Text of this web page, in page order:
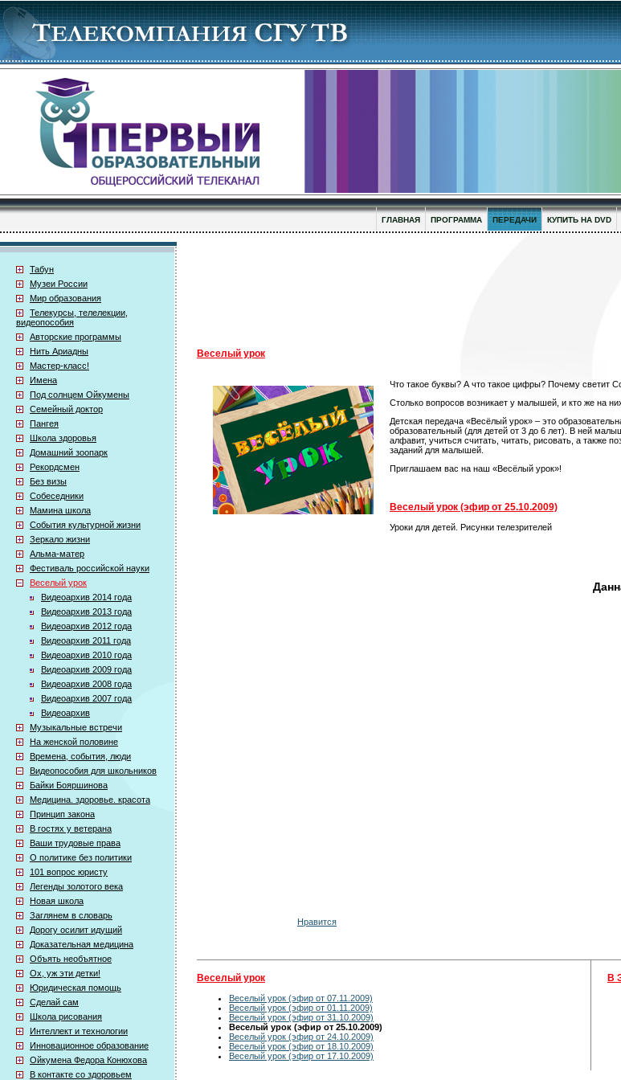
ГЛАВНАЯ ПРОГРАММА ПЕРЕДАЧИ КУПИТЬ НА DVD
Табун
Музеи России
Мир образования
Телекурсы, телелекции,
видеопособия
Авторские программы
Нить Ариадны
Мастер-класс!
Имена
Под солнцем Ойкумены
Семейный доктор
Пангея
Школа здоровья
Домашний зоопарк
Рекордсмен
Без визы
Собеседники
Мамина школа
События культурной жизни
Зеркало жизни
Альма-матер
Фестиваль российской науки
Веселый урок
Видеоархив 2014 года
Видеоархив 2013 года
Видеоархив 2012 года
Видеоархив 2011 года
Видеоархив 2010 года
Видеоархив 2009 года
Видеоархив 2008 года
Видеоархив 2007 года
Видеоархив
Музыкальные встречи
На женской половине
Времена, события, люди
Видеопособия для школьников
Байки Бояршинова
Медицина. здоровье. красота
Принцип закона
В гостях у ветерана
Ваши трудовые права
О политике без политики
101 вопрос юристу
Легенды золотого века
Новая школа
Заглянем в словарь
Дорогу осилит идущий
Доказательная медицина
Объять необъятное
Ох, уж эти детки!
Юридическая помощь
Сделай сам
Школа рисования
Интеллект и технологии
Инновационное образование
Ойкумена Федора Конюхова
В контакте со здоровьем
Веселый урок
Что такое буквы? А что такое цифры? Почему светит
Столько вопросов возникает у малышей, и кто же на
Детская передача «Весёлый урок» – это
образовательный (для детей от 3 до 6 лет). В ней
алфавит, учиться считать, читать, рисовать, а также
заданий для малышей.
Приглашаем вас на наш «Весёлый урок»!
Веселый урок (эфир от 25.10.2009)
Уроки для детей. Рисунки телезрителей
Нравится
Веселый урок
Веселый урок (эфир от 07.11.2009)
Веселый урок (эфир от 01.11.2009)
Веселый урок (эфир от 31.10.2009)
Веселый урок (эфир от 25.10.2009)
Веселый урок (эфир от 24.10.2009)
Веселый урок (эфир от 18.10.2009)
Веселый урок (эфир от 17.10.2009)
В